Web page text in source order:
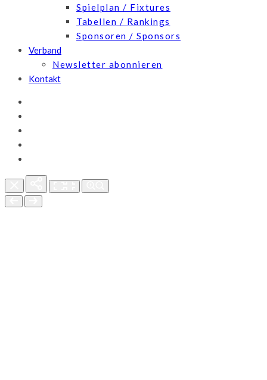
Spielplan / Fixtures
Tabellen / Rankings
Sponsoren / Sponsors
Verband
Newsletter abonnieren
Kontakt